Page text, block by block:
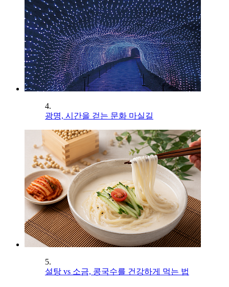
4.
광명, 시간을 걷는 문화 마실길
5.
설탕 vs 소금, 콩국수를 건강하게 먹는 법